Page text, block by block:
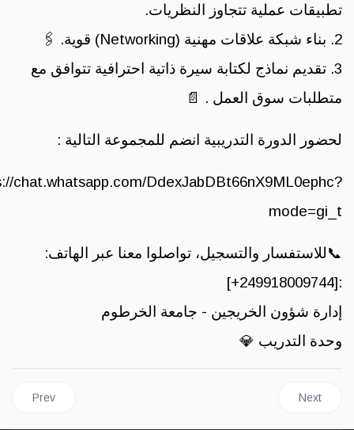
تطبيقات عملية تتجاوز النظريات.
2. بناء شبكة علاقات مهنية (Networking) قوية. 🖇️
3. تقديم نماذج لكتابة سيرة ذاتية احترافية تتوافق مع
متطلبات سوق العمل . 📄
لحضور الدورة التدريبية انضم للمجموعة التالية :
chat.whatsapp.com/DdexJabDBt66nX9ML0ephc?
mode=gi_t
📞للاستفسار والتسجيل، تواصلوا معنا عبر الهاتف:
:[249918009744+]
إدارة شؤون الخريجين - جامعة الخرطوم
وحدة التدريب 💎
Previous article: The university president celebrates World
Prev Next
Next